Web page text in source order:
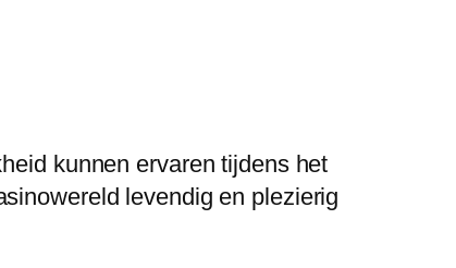
kunnen ervaren tijdens het
levendig en plezierig